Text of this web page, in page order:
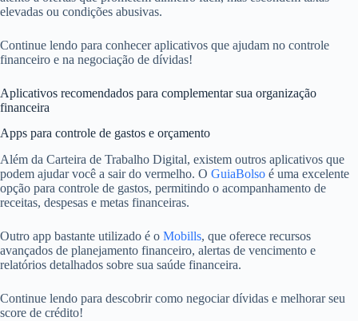
elevadas ou condições abusivas.
Continue lendo para conhecer aplicativos que ajudam no controle
financeiro e na negociação de dívidas!
Aplicativos recomendados para complementar sua organização
financeira
Apps para controle de gastos e orçamento
Além da Carteira de Trabalho Digital, existem outros aplicativos que
podem ajudar você a sair do vermelho. O GuiaBolso é uma excelente
opção para controle de gastos, permitindo o acompanhamento de
receitas, despesas e metas financeiras.
Outro app bastante utilizado é o Mobills, que oferece recursos
avançados de planejamento financeiro, alertas de vencimento e
relatórios detalhados sobre sua saúde financeira.
Continue lendo para descobrir como negociar dívidas e melhorar seu
score de crédito!